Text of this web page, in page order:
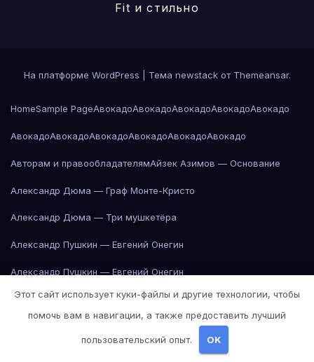
Fit и стильно
На платформе WordPress Тема newstack от Themeansar.
HomeSample PageАвокадоАвокадоАвокадоАвокадоАвокадо
АвокадоАвокадоАвокадоАвокадоАвокадоАвокадо
Авторам и правообладателямАйзек Азимов — Основание
Александр Дюма — Граф Монте-Кристо
Александр Дюма — Три мушкетёра
Александр Пушкин — Евгений Онегин
Александр Пушкин — Евгений Онегин
Александр Пушкин — Евгений Онегин
Этот сайт использует куки-файлы и другие технологии, чтобы
помочь вам в навигации, а также предоставить лучший
пользовательский опыт. OK